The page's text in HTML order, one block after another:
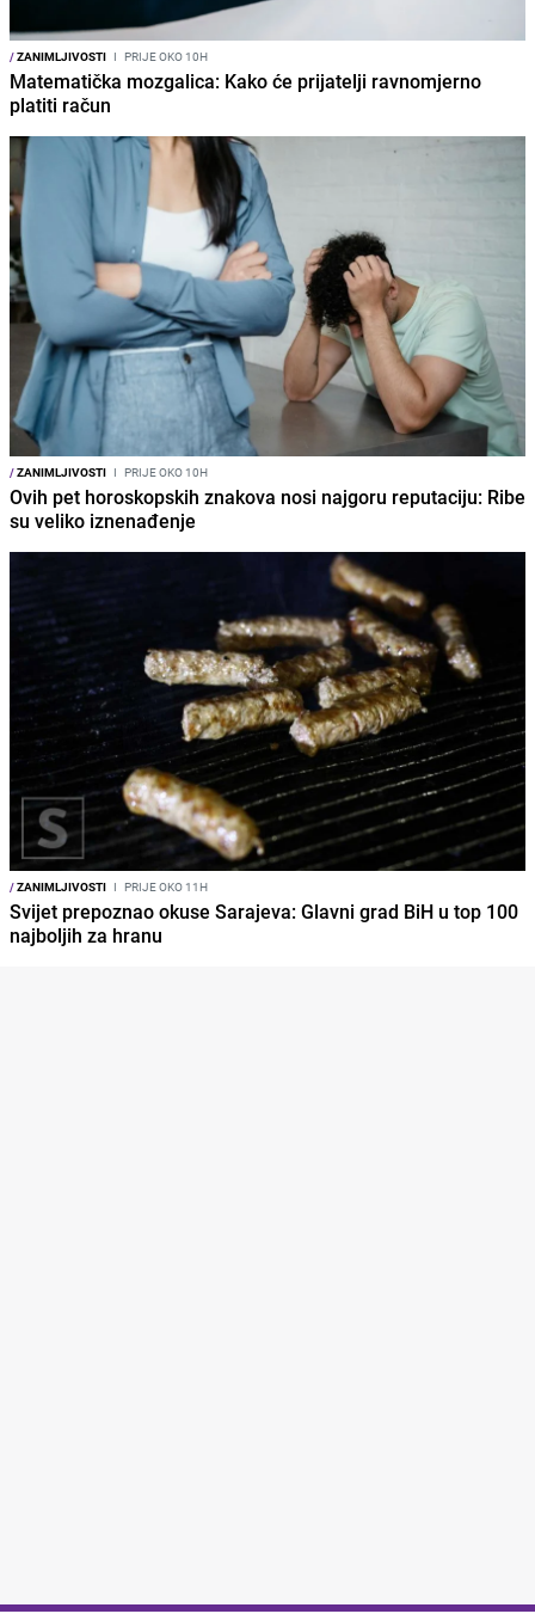
/ZANIMLJIVOSTI I PRIJE OKO 10H
Matematička mozgalica: Kako će prijatelji ravnomjerno
platiti račun
/ZANIMLJIVOSTI I PRIJE OKO 10H
Ovih pet horoskopskih znakova nosi najgoru reputaciju: Ribe
su veliko iznenađenje
/ZANIMLJIVOSTI I PRIJE OKO 11H
Svijet prepoznao okuse Sarajeva: Glavni grad BiH u top 100
najboljih za hranu